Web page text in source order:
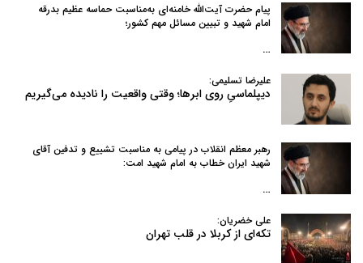
پیام حضرت آیت‌الله خامنه‌ای به‌مناسبت حماسه عظیم بدرقه
امام شهید و تبیین مسائل مهم کشور؛
…
علیرضا تسلیمی:
دیپلماسیِ روی ابرها؛ وقتی واقعیت را نادیده می‌گیریم
رهبر معظم انقلاب در پیامی به‌ مناسبت تشییع و تدفین آقای
شهید ایران خطاب به امام شهید امت:
…
علی خضریان:
تکه‌ای از کربلا در قلب تهران